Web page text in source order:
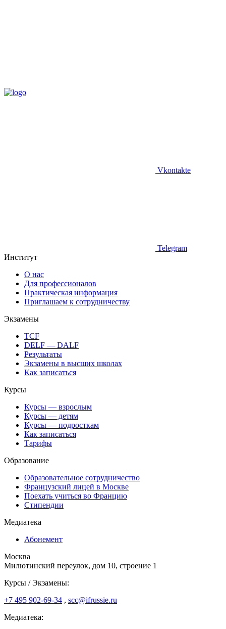
Vkontakte
Telegram
Институт
О нас
Для профессионалов
Практическая информация
Приглашаем к сотрудничеству
Экзамены
TCF
DELF — DALF
Результаты
Экзамены в высших школах
Как записаться
Курсы
Курсы — взрослым
Курсы — детям
Курсы — подросткам
Как записаться
Тарифы
Образование
Образовательное сотрудничество
Французский лицей в Москве
Поехать учиться во Францию
Стипендии
Медиатека
Абонемент
Москва
Милютинский переулок, дом 10, строение 1
Курсы / Экзамены:
+7 495 902-69-34 , scc@ifrussie.ru
Медиатека: